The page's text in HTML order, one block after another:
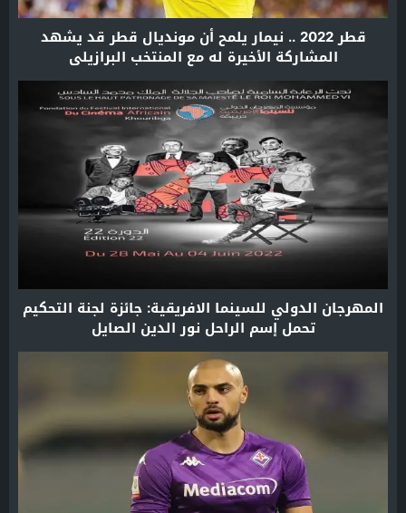
قطر 2022 .. نيمار يلمح أن مونديال قطر قد يشهد
المشاركة الأخيرة له مع المنتخب البرازيلي
المهرجان الدولي للسينما الافريقية: جائزة لجنة التحكيم
تحمل إسم الراحل نور الدين الصايل